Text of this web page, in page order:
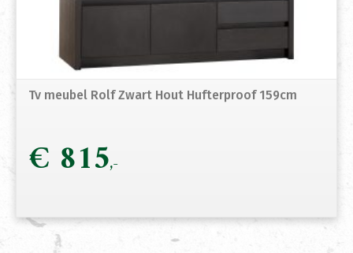
Tv meubel Rolf Zwart Hout Hufterproof 159cm
€ 815